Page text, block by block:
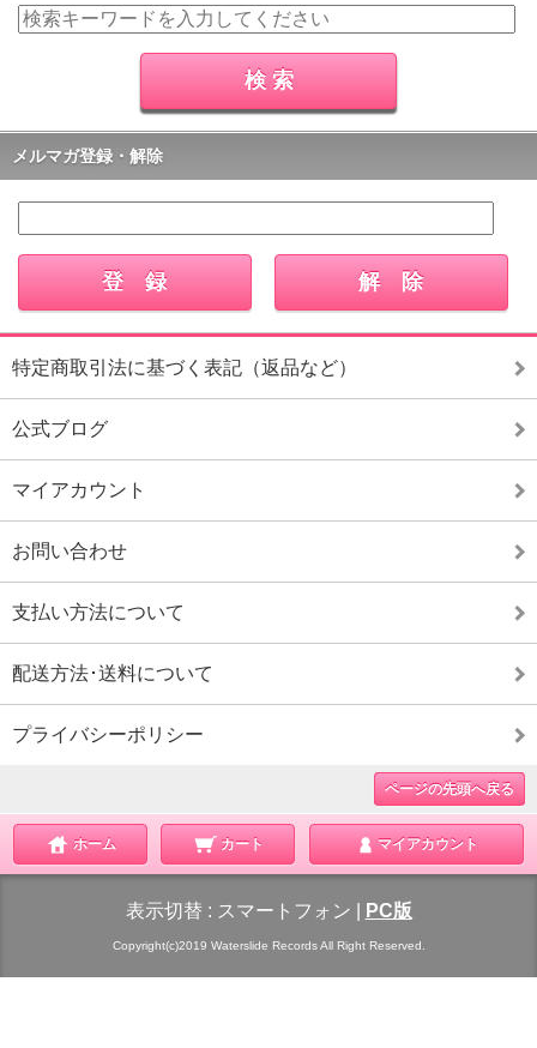
メルマガ登録・解除
特定商取引法に基づく表記（返品など）
公式ブログ
マイアカウント
お問い合わせ
支払い方法について
配送方法･送料について
プライバシーポリシー
ページの先頭へ戻る
ホーム カート マイアカウント
表示切替 : スマートフォン PC版
Copyright(c)2019 Waterslide Records All Right Reserved.